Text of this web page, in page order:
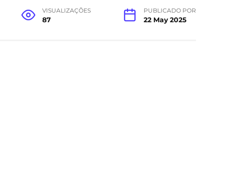
VISUALIZAÇÕES
87
PUBLICADO POR
22 May 2025